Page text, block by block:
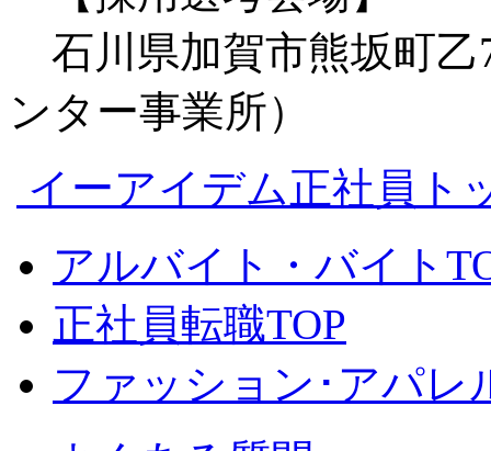
石川県加賀市熊坂町乙
ンター事業所）
イーアイデム正社員ト
アルバイト・バイト
正社員転職TOP
ファッション･アパレ